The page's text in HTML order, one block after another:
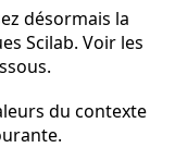
désormais la
Scilab. Voir les
du contexte